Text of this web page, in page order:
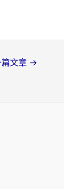
文章 →